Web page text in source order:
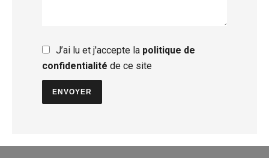
J’ai lu et j'accepte la politique de
confidentialité de ce site
ENVOYER